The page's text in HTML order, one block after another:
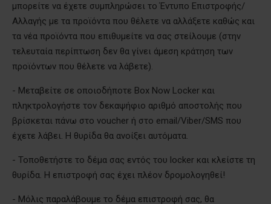
μπορείτε να έχετε συμπληρώσει το Έντυπο Επιστροφής/
Αλλαγής με τα προϊόντα που θέλετε να αλλάξετε καθώς και
τα νέα προϊόντα που επιθυμείτε να σας στείλουμε (στην
τελευταία περίπτωση δεν θα γίνει άμεση κράτηση των
προϊόντων που θέλετε να λάβετε).
- Μεταβείτε σε οποιοδήποτε Box Now Locker και
πληκτρολογήστε τον δεκαψήφιο αριθμό αποστολής που
βρίσκεται πάνω στο voucher ή στο email/Viber/SMS που
έχετε λάβει. Η θυρίδα θα ανοίξει αυτόματα.
- Τοποθετήστε το δέμα σας εντός του locker και κλείστε τη
θυρίδα. Η επιστροφή σας έχει πλέον δρομολογηθεί!
- Μόλις παραλάβουμε το δέμα επιστροφή σας, θα